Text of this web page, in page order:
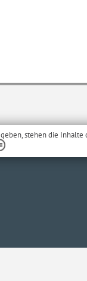
stehen die Inhalte